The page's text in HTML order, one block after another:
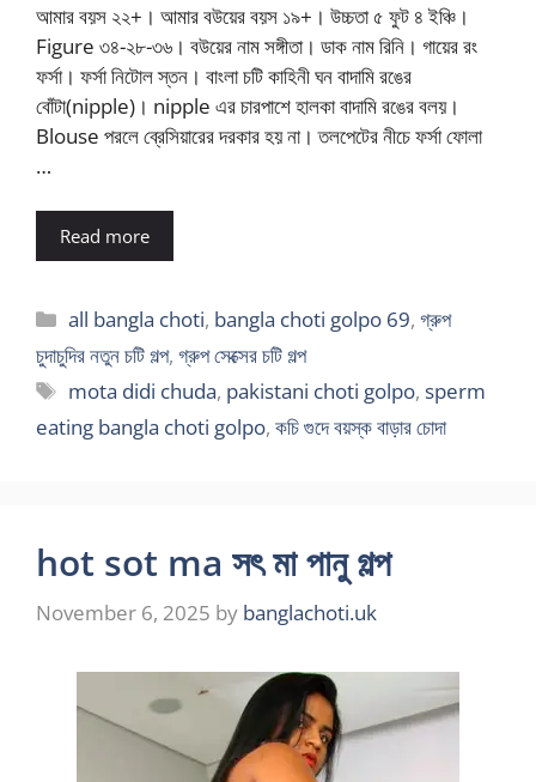
আমার বয়স ২২+। আমার বউয়ের বয়স ১৯+। উচ্চতা ৫ ফুট ৪ ইঞ্চি।
Figure ৩৪-২৮-৩৬। বউয়ের নাম সঙ্গীতা। ডাক নাম রিনি। গায়ের রং
ফর্সা। ফর্সা নিটোল স্তন। বাংলা চটি কাহিনী ঘন বাদামি রঙের
বোঁটা(nipple)। nipple এর চারপাশে হালকা বাদামি রঙের বলয়।
Blouse পরলে ব্রেসিয়ারের দরকার হয় না। তলপেটের নীচে ফর্সা ফোলা
…
Read more
Categories
all bangla choti, bangla choti golpo 69,গ্রুপ
চুদাচুদির নতুন চটি গল্প, গ্রুপ সেক্সের চটি গল্প
Tags
mota didi chuda, pakistani choti golpo,sperm
eating bangla choti golpo, কচি গুদে বয়স্ক বাড়ার চোদা
hot sot ma সৎ মা পানু গল্প
November 6, 2025 by banglachoti.uk